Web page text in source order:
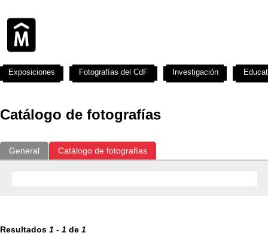
Catálogo de fotografías
General Catálogo de fotografías
Resultados 1 - 1 de 1
Exposiciones Fotografías del CdF Investigación